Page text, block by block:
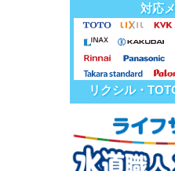
対応
リクシル・